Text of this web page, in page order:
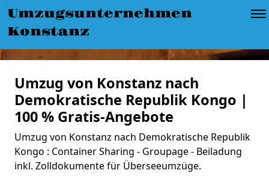
Umzugsunternehmen
Konstanz
Umzug von Konstanz nach
Demokratische Republik Kongo |
100 % Gratis-Angebote
Umzug von Konstanz nach Demokratische Republik
Kongo : Container Sharing - Groupage - Beiladung
inkl. Zolldokumente für Überseeumzüge.